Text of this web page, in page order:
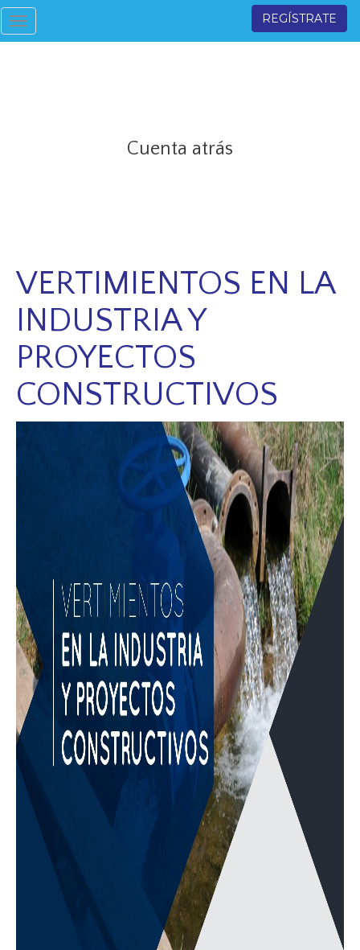
Toggle
navigation
REGÍSTRATE
Cuenta atrás
VERTIMIENTOS EN LA
INDUSTRIA Y
PROYECTOS
CONSTRUCTIVOS